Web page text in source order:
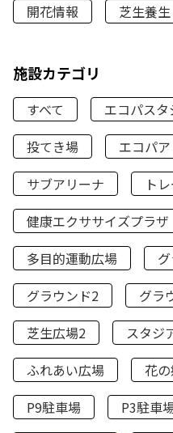
開花情報
芝生養生
施設カテゴリ
すべて エコパスタ
投てき場
エコパ
サブアリーナ
ト
健康エクササイズプラザ
多目的運動広場
グラウンド2
グラ
芝生広場2
スタジ
ふれあい広場
花
P9駐車場
P3駐車